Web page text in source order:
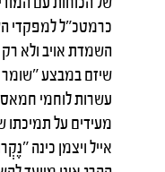
כרמטכ״ל למפקדי
השמדת אויב ולא
עשרות לוחמי
מעידים על תמיכתו
אייל ויצמן כינה